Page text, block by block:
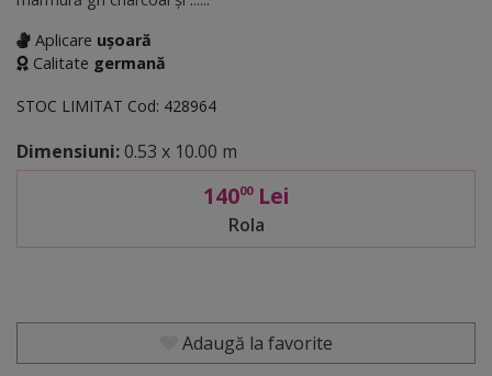
Aplicare ușoară
Calitate germană
STOC LIMITAT Cod: 428964
Dimensiuni:0.53 x 10.00 m
14000Lei
Rola
Adaugă la favorite